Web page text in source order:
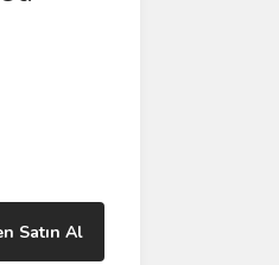
Satın Al